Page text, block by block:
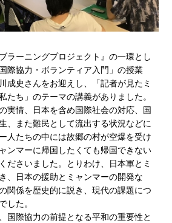
ラーニングプロジェクト』の一環とし
際協力・ボランティア入門」の授業
成史さんをお迎えし、「記者が見たミ
たち」のテーマの講義がありました。
実情、日本を含め国際社会の対応、国
、また難民として流出する状況などに
人たちの中には故郷の村が空爆を受け
ンマーに帰国したくても帰国できない
ださいました。とりわけ、日本軍とミ
、日本の援助とミャンマーの開発な
関係を歴史的に説き、現代の課題につ
した。
国際協力の前提となる平和の重要性と